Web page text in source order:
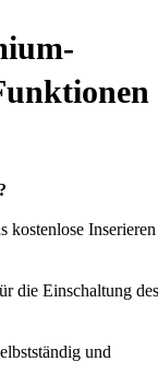
kostenlose Inserieren
die Einschaltung des
und